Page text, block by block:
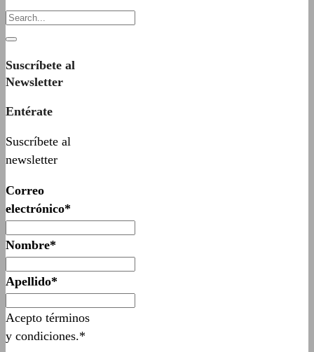
Suscríbete al
Newsletter
Entérate
Suscríbete al
newsletter
Correo
electrónico*
Nombre*
Apellido*
Acepto términos
y condiciones.*